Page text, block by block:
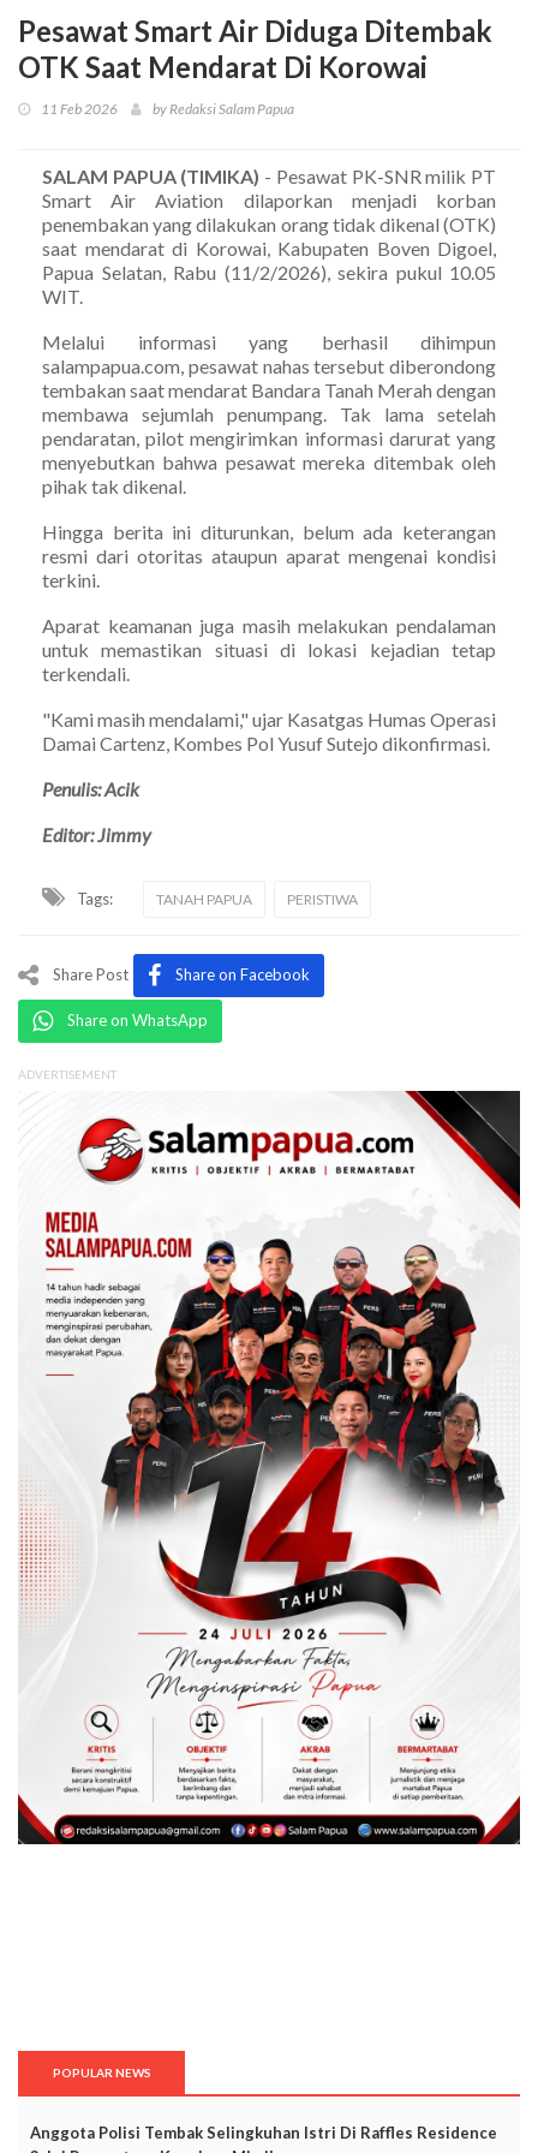
Pesawat Smart Air Diduga Ditembak
OTK Saat Mendarat Di Korowai
11 Feb 2026 by Redaksi Salam Papua
SALAM PAPUA (TIMIKA) - Pesawat PK-SNR milik PT
Smart Air Aviation dilaporkan menjadi korban
penembakan yang dilakukan orang tidak dikenal (OTK)
saat mendarat di Korowai, Kabupaten Boven Digoel,
Papua Selatan, Rabu (11/2/2026), sekira pukul 10.05
WIT.
Melalui informasi yang berhasil dihimpun
salampapua.com, pesawat nahas tersebut diberondong
tembakan saat mendarat Bandara Tanah Merah dengan
membawa sejumlah penumpang. Tak lama setelah
pendaratan, pilot mengirimkan informasi darurat yang
menyebutkan bahwa pesawat mereka ditembak oleh
pihak tak dikenal.
Hingga berita ini diturunkan, belum ada keterangan
resmi dari otoritas ataupun aparat mengenai kondisi
terkini.
Aparat keamanan juga masih melakukan pendalaman
untuk memastikan situasi di lokasi kejadian tetap
terkendali.
"Kami masih mendalami," ujar Kasatgas Humas Operasi
Damai Cartenz, Kombes Pol Yusuf Sutejo dikonfirmasi.
Penulis: Acik
Editor: Jimmy
Tags: TANAH PAPUA PERISTIWA
Share Post Share on Facebook
Share on WhatsApp
ADVERTISEMENT
POPULAR NEWS
Anggota Polisi Tembak Selingkuhan Istri Di Raffles Residence